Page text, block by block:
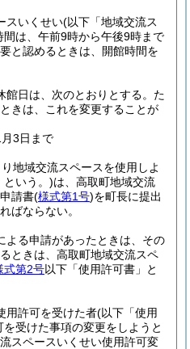
スいくせい(以下「地域交流ス
間は、午前9時から午後9時まで
と認めるときは、開館時間を
日は、次のとおりとする。 た
きは、これを変更することが
3日まで
地域交流スペースを使用しよ
という。)は、高取町地域交流
請書(様式第1号)を町長に提出
ばならない。
よる申請があったときは、その
ときは、高取町地域交流スペ
式第2号以下「使用許可書」と
用許可を受けた者(以下「使用
受けた事項の変更をしようと
スペースいくせい使用許可変